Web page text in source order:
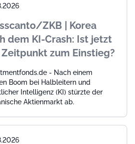
ZKB | Korea
dem KI-Crash: Ist jetzt
zum Einstieg?
- Nach einem
Boom bei Halbleitern und
Intelligenz (KI) stürzte der
Aktienmarkt ab.